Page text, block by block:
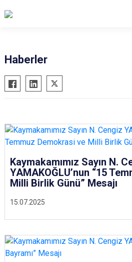
Ayrancı
Başyayla
Kazımkarabekir
Sarıveliler
Haberler
15.07.2025
Kaymakamımız Sayın N.
YAMAKOĞLU’nun “15
Milli Birlik Günü” Mesajı